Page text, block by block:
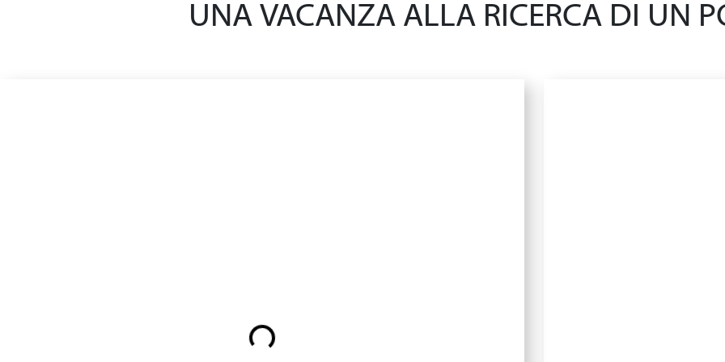
UNA VACANZA ALLA RICERCA DI UN